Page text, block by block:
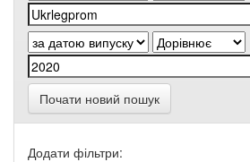
Почати новий пошук
Додати фільтри: